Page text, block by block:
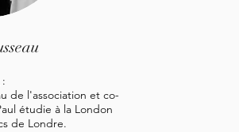
:
de l'association et co-
étudie à la London
de Londre.